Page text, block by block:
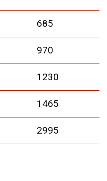
685
970
1230
1465
2995